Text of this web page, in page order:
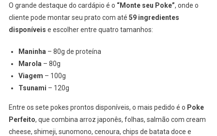
O grande destaque do cardápio é o “Monte seu Poke”, onde o
cliente pode montar seu prato com até 59 ingredientes
disponíveis e escolher entre quatro tamanhos:
Maninha – 80g de proteína
Marola – 80g
Viagem – 100g
Tsunami – 120g
Entre os sete pokes prontos disponíveis, o mais pedido é o Poke
Perfeito, que combina arroz japonês, folhas, salmão com cream
cheese, shimeji, sunomono, cenoura, chips de batata doce e